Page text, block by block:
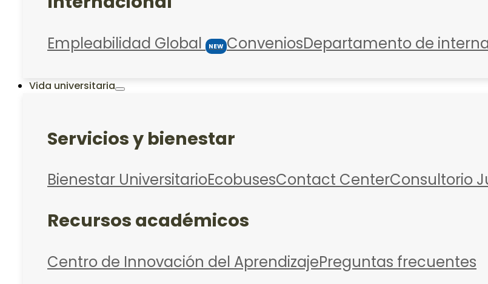
Empleabilidad Global NEW ConveniosDepartamento de
Vida universitaria
Servicios y bienestar
Bienestar UniversitarioEcobusesContact CenterConsultorio
Recursos académicos
Centro de Innovación del AprendizajePreguntas frecuentes